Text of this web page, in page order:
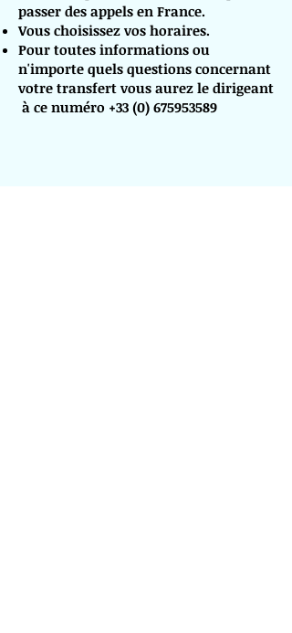
passer des appels en France.
Vous choisissez vos horaires.
Pour toutes informations ou
n'importe quels questions concernant
votre transfert vous aurez le dirigeant
à ce numéro +33 (0) 675953589